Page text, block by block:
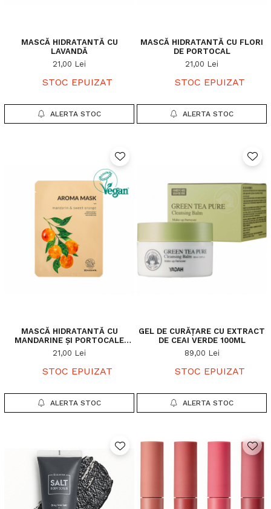
MASCĂ HIDRATANTĂ CU
LAVANDĂ
21,00 Lei
STOC EPUIZAT
ALERTA STOC
MASCĂ HIDRATANTĂ CU FLORI
DE PORTOCAL
21,00 Lei
STOC EPUIZAT
ALERTA STOC
MASCĂ HIDRATANTĂ CU
MANDARINE ȘI PORTOCALE
DULCI
21,00 Lei
STOC EPUIZAT
ALERTA STOC
GEL DE CURĂȚARE CU EXTRACT
DE CEAI VERDE 100ML
89,00 Lei
STOC EPUIZAT
ALERTA STOC